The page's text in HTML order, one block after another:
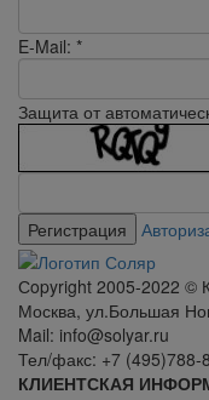
E-Mail: *
Защита от
Сopyright 2005-2022 ©
Москва, ул.Большая
Mail: info@solyar.ru
Тел/факс: +7 (495)788-
КЛИЕНТСКАЯ